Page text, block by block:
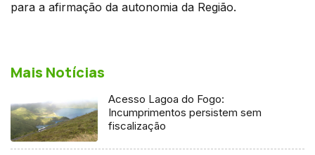
para a afirmação da autonomia da Região.
Mais Notícias
Acesso Lagoa do Fogo:
Incumprimentos persistem sem
fiscalização